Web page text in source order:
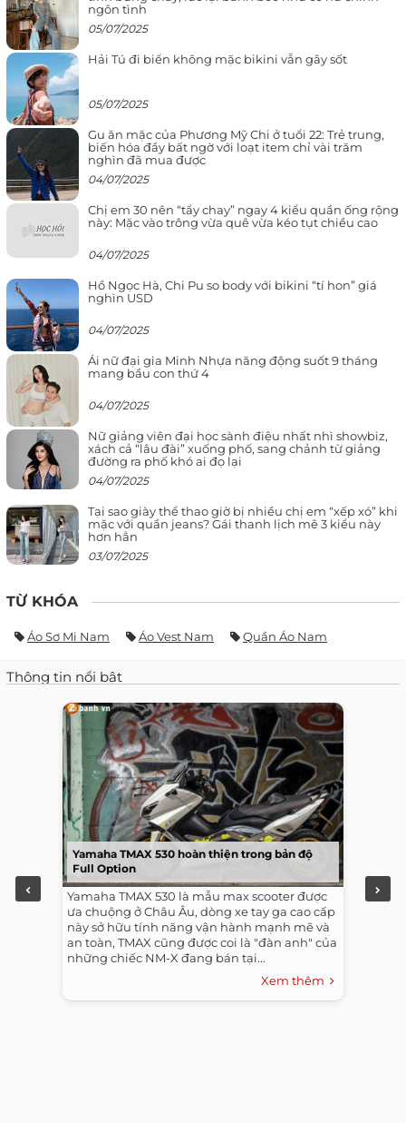
ngôn tình
05/07/2025
Hải Tú đi biển không mặc bikini vẫn gây sốt
05/07/2025
Gu ăn mặc của Phương Mỹ Chi ở tuổi 22: Trẻ trung,
biến hóa đầy bất ngờ với loạt item chỉ vài trăm
nghìn đã mua được
04/07/2025
Chị em 30 nên “tẩy chay” ngay 4 kiểu quần ống rộng
này: Mặc vào trông vừa quê vừa kéo tụt chiều cao
04/07/2025
Hồ Ngọc Hà, Chi Pu so body với bikini “tí hon” giá
nghìn USD
04/07/2025
Ái nữ đại gia Minh Nhựa năng động suốt 9 tháng
mang bầu con thứ 4
04/07/2025
Nữ giảng viên đại học sành điệu nhất nhì showbiz,
xách cả “lâu đài” xuống phố, sang chảnh từ giảng
đường ra phố khó ai đọ lại
04/07/2025
Tại sao giày thể thao giờ bị nhiều chị em “xếp xó” khi
mặc với quần jeans? Gái thanh lịch mê 3 kiểu này
hơn hẳn
03/07/2025
TỪ KHÓA
Áo Sơ Mi Nam Áo Vest Nam Quần Áo Nam
Thông tin nổi bật
Yamaha TMAX 530 hoàn thiện trong bản độ
Full Option
Yamaha TMAX 530 là mẫu max scooter được
ưa chuộng ở Châu Âu, dòng xe tay ga cao cấp
này sở hữu tính năng vận hành mạnh mẽ và
an toàn, TMAX cũng được coi là "đàn anh" của
những chiếc NM-X đang bán tại...
Xem thêm